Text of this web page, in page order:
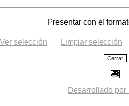
Presentar con el
Ver selección Limpiar selección
Desarrollado por